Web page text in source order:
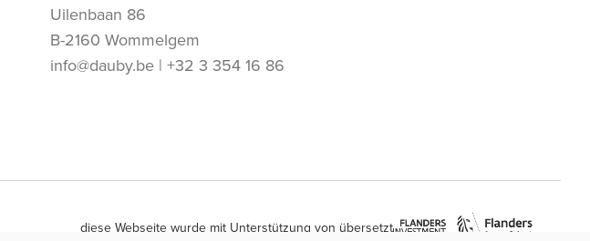
Uilenbaan 86
B-2160 Wommelgem
info@dauby.be | +32 3 354 16 86
diese Webseite wurde mit Unterstützung von übersetzt